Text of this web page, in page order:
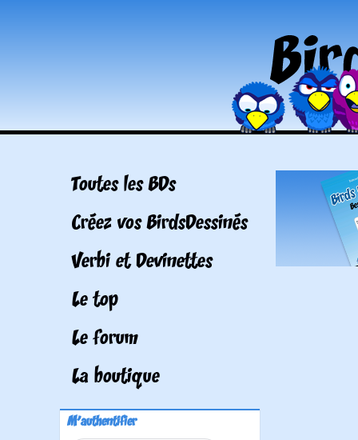
Toutes les BDs
Créez vos BirdsDessinés
Verbi et Devinettes
Le top
Le forum
La boutique
M'authentifier